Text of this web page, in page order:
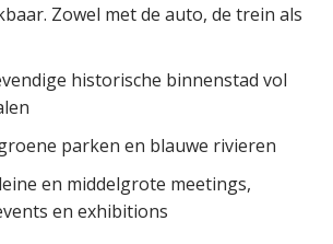
Zowel met de auto, de trein als
historische binnenstad vol
parken en blauwe rivieren
en middelgrote meetings,
en exhibitions